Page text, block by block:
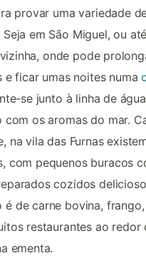
provar uma variedade
em São Miguel, ou
onde pode
e ficar umas noites numa
se junto à linha de
com os aromas do mar.
na vila das Furnas
com pequenos buracos
cozidos
é de carne bovina,
restaurantes ao redor
ementa.